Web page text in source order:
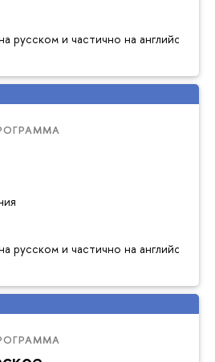
русском и частично на английском
русском и частично на английском